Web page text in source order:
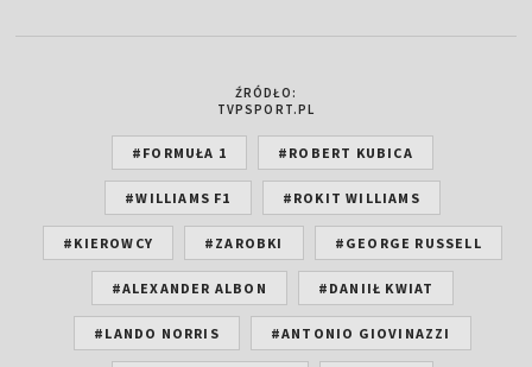
ŹRÓDŁO:
TVPSPORT.PL
#FORMUŁA 1 #ROBERT KUBICA
#WILLIAMS F1 #ROKIT WILLIAMS
#KIEROWCY #ZAROBKI #GEORGE RUSSELL
#ALEXANDER ALBON #DANIIŁ KWIAT
#LANDO NORRIS #ANTONIO GIOVINAZZI